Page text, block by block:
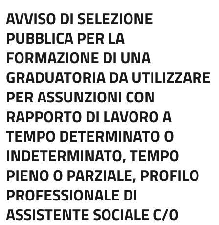
AVVISO DI SELEZIONE
PUBBLICA PER LA
FORMAZIONE DI UNA
GRADUATORIA DA UTILIZZARE
PER ASSUNZIONI CON
RAPPORTO DI LAVORO A
TEMPO DETERMINATO O
INDETERMINATO, TEMPO
PIENO O PARZIALE, PROFILO
PROFESSIONALE DI
ASSISTENTE SOCIALE C/O